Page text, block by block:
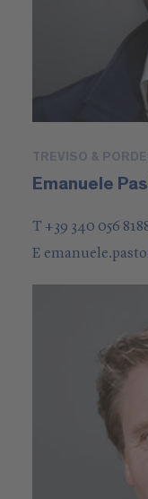
TREVISO &
Emanuele
T +39 340 056
E